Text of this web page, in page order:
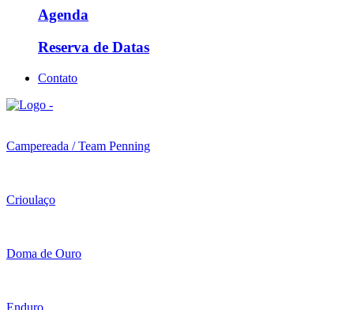
Agenda
Reserva de Datas
Contato
Campereada / Team Penning
Crioulaço
Doma de Ouro
Enduro